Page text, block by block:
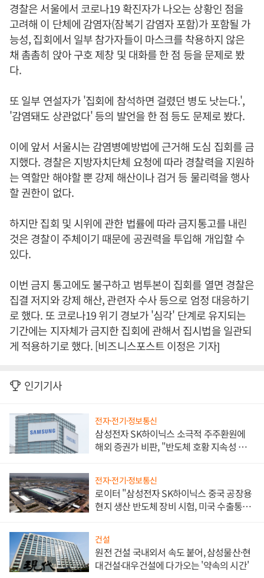
경찰은 서울에서 코로나19 확진자가 나오는 상황인 점을
고려해 이 단체에 감염자(잠복기 감염자 포함)가 포함될 가
능성, 집회에서 일부 참가자들이 마스크를 착용하지 않은
채 촘촘히 앉아 구호 제창 및 대화를 한 점 등을 문제로 봤
다.
또 일부 연설자가 '집회에 참석하면 걸렸던 병도 낫는다.',
'감염돼도 상관없다' 등의 발언을 한 점 등도 문제로 봤다.
이에 앞서 서울시는 감염병예방법에 근거해 도심 집회를 금
지했다. 경찰은 지방자치단체 요청에 따라 경찰력을 지원하
는 역할만 해야할 뿐 강제 해산이나 검거 등 물리력을 행사
할 권한이 없다.
하지만 집회 및 시위에 관한 법률에 따라 금지통고를 내린
것은 경찰이 주체이기 때문에 공권력을 투입해 개입할 수
있다.
이번 금지 통고에도 불구하고 범투본이 집회를 열면 경찰은
집결 저지와 강제 해산, 관련자 수사 등으로 엄정 대응하기
로 했다. 또 코로나19 위기 경보가 '심각' 단계로 유지되는
기간에는 지자체가 금지한 집회에 관해서 집시법을 일관되
게 적용하기로 했다. [비즈니스포스트 이정은 기자]
인기기사
전자·전기·정보통신
삼성전자 SK하이닉스 소극적 주주환원에
해외 증권가 비판, "반도체 호황 지속성 의
전자·전기·정보통신
로이터 "삼성전자 SK하이닉스 중국 공장용
현지 생산 반도체 장비 시험, 미국 수출통제
건설
원전 건설 국내외서 속도 붙어, 삼성물산·현
대건설·대우건설에 다가오는 '약속의 시간'